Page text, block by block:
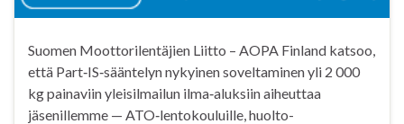
Suomen Moottorilentäjien Liitto – AOPA Finland katsoo,
että Part‑IS‑sääntelyn nykyinen soveltaminen yli 2 000
kg painaviin yleisilmailun ilma‑aluksiin aiheuttaa
jäsenillemme — ATO‑lentokouluille, huolto-